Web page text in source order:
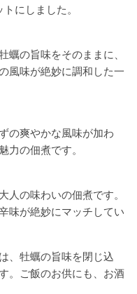
にしました。
蠣の旨味をそのままに、
風味が絶妙に調和した一
の爽やかな風味が加わ
力の佃煮です。
人の味わいの佃煮です。
味が絶妙にマッチしてい
、牡蠣の旨味を閉じ込
。ご飯のお供にも、お酒